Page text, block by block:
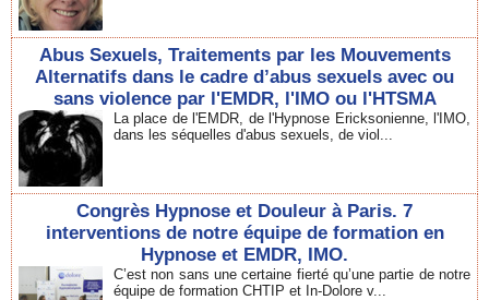
Abus Sexuels, Traitements par les Mouvements
Alternatifs dans le cadre d’abus sexuels avec ou
sans violence par l'EMDR, l'IMO ou l'HTSMA
La place de l'EMDR, de l'Hypnose Ericksonienne, l'IMO,
dans les séquelles d'abus sexuels, de viol...
Congrès Hypnose et Douleur à Paris. 7
interventions de notre équipe de formation en
Hypnose et EMDR, IMO.
C’est non sans une certaine fierté qu’une partie de notre
équipe de formation CHTIP et In-Dolore v...